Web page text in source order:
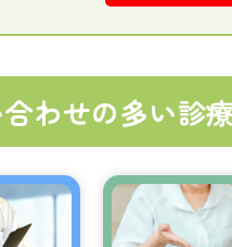
わせの多い診